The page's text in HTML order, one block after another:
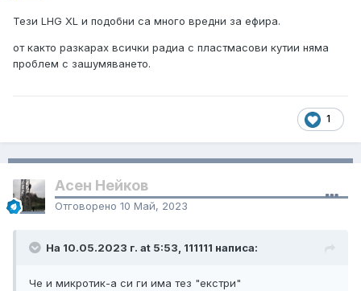
Тези LHG XL и подобни са много вредни за ефира.
от както разкарах всички радиа с пластмасови кутии няма
проблем с зашумяването.
1
Асен Нейков
Отговорено 10 Май, 2023
На 10.05.2023 г. at 5:53, 111111 написа:
Че и микротик-а си ги има тез "екстри"